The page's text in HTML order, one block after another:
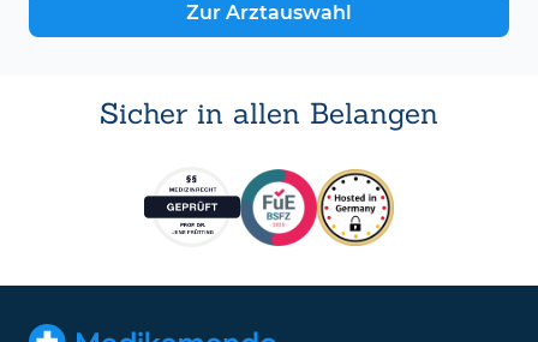
Zur Arztauswahl
Sicher in allen Belangen